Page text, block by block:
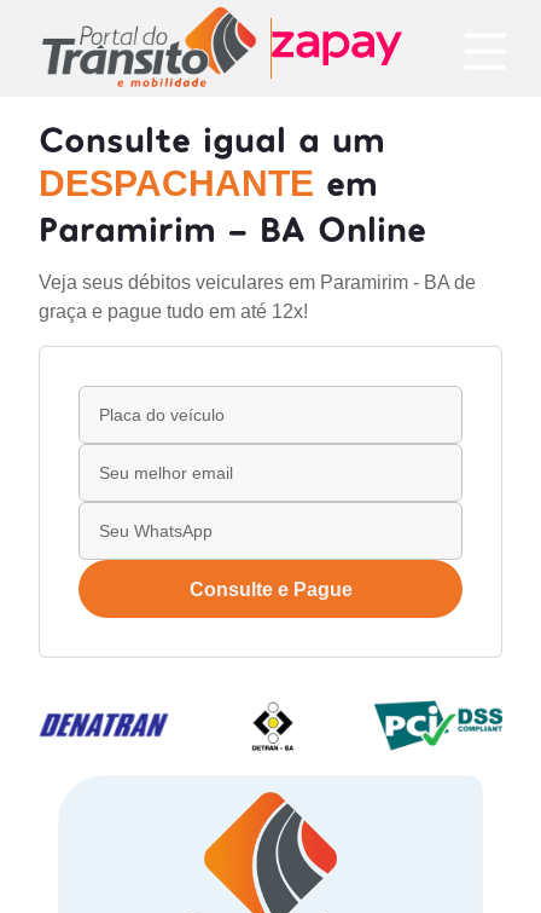
Consulte igual a um
DESPACHANTE em
Paramirim - BA Online
Veja seus débitos veiculares em Paramirim - BA de
graça e pague tudo em até 12x!
Consulte e Pague